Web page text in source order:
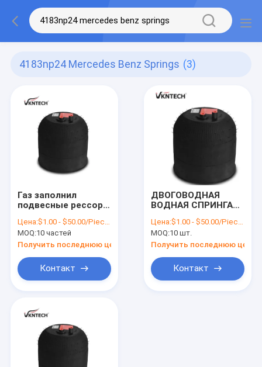
4183np24 Mercedes Benz Springs (3)
Газ заполнил
подвесные рессор
4183NP24 Мерседес
Benz скачет
942.320.23.
Цена:$1.00 - $50.00/Pieces
MOQ:10 частей
Получить последнюю цену
Контакт
ДВОГОВОДНАЯ
ВОДНАЯ СПРИНГА
БЕНЗ А 942.320.23.21
Contitech 4183NP24
Замена от VKNTECH
1K4183-2 MERCEDES
BENZ AIR SPRING
ATROS MP2
Цена:$1.00 - $50.00/Pieces
MOQ:10 шт.
Получить последнюю цену
Контакт